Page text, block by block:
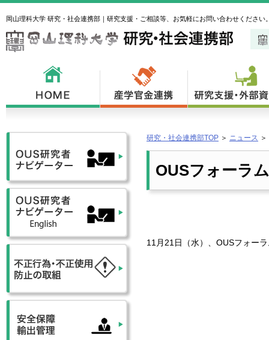
岡山理科大学 研究・社会連携部｜研究支援・ご相談等、お気軽にお問い合わせください
研究・社会連携部TOP ＞ ニュース ＞
OUSフォーラ
11月21日（水）、OUSフォー